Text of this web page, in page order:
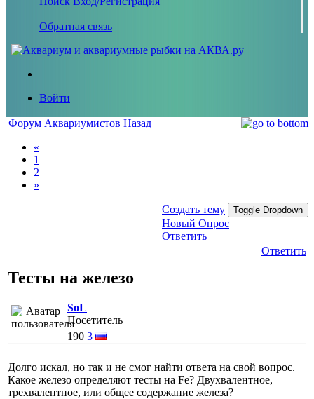
Обратная связь
Войти
Форум Аквариумистов Назад
«
1
2
»
Создать тему Toggle Dropdown
Новый Опрос
Ответить
Ответить
Тесты на железо
SoL
Посетитель
190 3
Долго искал, но так и не смог найти ответа на свой вопрос.
Какое железо определяют тесты на Fe? Двухвалентное,
трехвалентное, или общее содержание железа?